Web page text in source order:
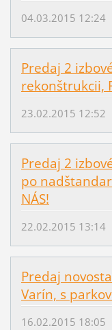
04.03.2015 12:24
Predaj 2
rekonštrukcii,
23.02.2015 12:52
Predaj 2
po
NÁS!
22.02.2015 13:14
Predaj
Varín, s
16.02.2015 18:05